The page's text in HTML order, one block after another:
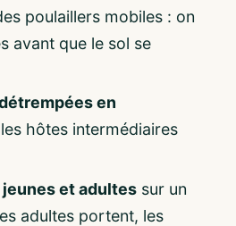
poulaillers mobiles : on
avant que le sol se
en
hôtes intermédiaires
et adultes sur un
adultes portent, les